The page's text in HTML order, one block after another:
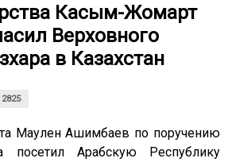
Касым-Жомарт
Верховного
в Казахстан
2825
Маулен Ашимбаев по поручению
посетил Арабскую Республику